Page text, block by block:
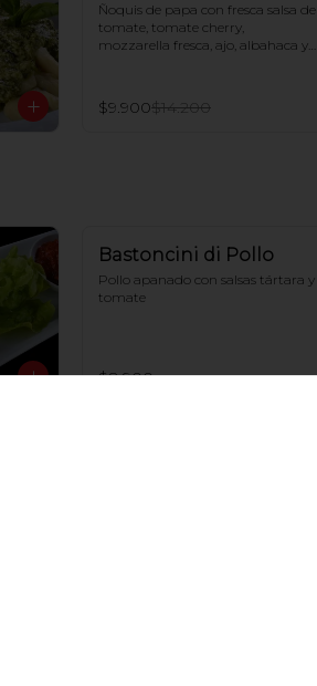
Ñoquis de papa con fresca salsa de
tomate, tomate cherry,
mozzarella fresca, ajo, albahaca y
$9.900$14.200
Bastoncini di Pollo
Pollo apanado con salsas tártara y
tomate
$8.900